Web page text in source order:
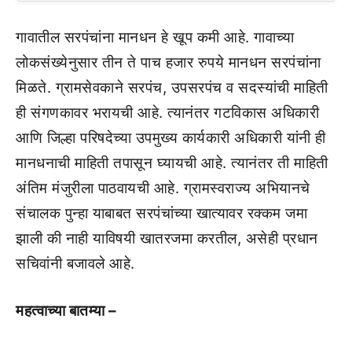
गावातील सरपंचांना मानधन हे खूप कमी आहे. गावाच्या
लोकसंख्येनुसार तीन ते पाच हजार रुपये मानधन सरपंचांना
मिळते. ग्रामसेवकाने सरपंच, उपसरपंच व सदस्यांची माहिती
ही संगणकावर भरायची आहे. त्यानंतर गटविकास अधिकारी
आणि जिल्हा परिषदेच्या उपमुख्य कार्यकारी अधिकारी यांनी ही
मानधनाची माहिती तपासून घ्यायची आहे. त्यानंतर ती माहिती
अंतिम मंजुरीला पाठवायची आहे. ग्रामस्वराज्य अभियानचे
संचालक पुन्हा याबाबत सरपंचांच्या खात्यावर रक्कम जमा
झाली की नाही याविषयी खातरजमा करतील, असेही प्रधान
सचिवांनी बजावले आहे.
महत्वाच्या बातम्या –